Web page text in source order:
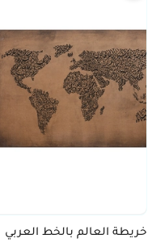
خريطة العالم بالخط العربي